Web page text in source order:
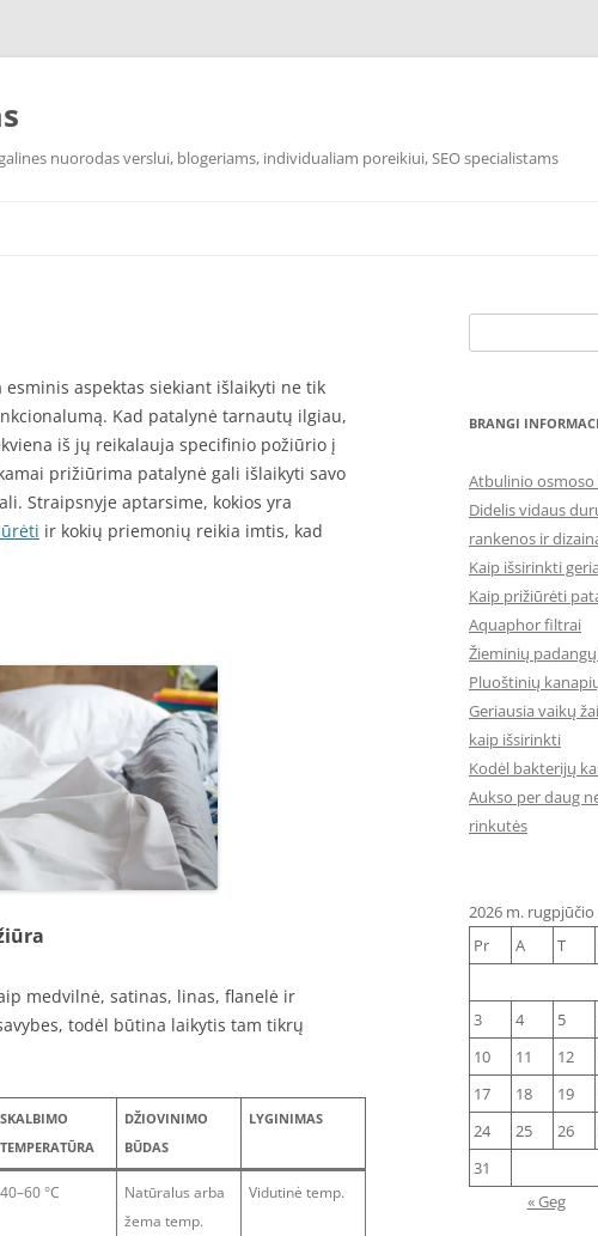
nuorodas verslui, blogeriams, individualiam poreikiui, SEO specialistams
aspektas siekiant išlaikyti ne tik
Kad patalynė tarnautų ilgiau,
iš jų reikalauja specifinio požiūrio į
prižiūrima patalynė gali išlaikyti savo
Straipsnyje aptarsime, kokios yra
ir kokių priemonių reikia imtis, kad
medvilnė, satinas, linas, flanelė ir
todėl būtina laikytis tam tikrų
SKALBIMO
TEMPERATŪRA
DŽIOVINIMO
BŪDAS
LYGINIMAS
40–60 °C
Natūralus arba
žema temp.
Vidutinė temp.
BRANGI
Atbulinio
Didelis vidaus
rankenos ir
Kaip išsirinkti
Kaip prižiūrėti
Aquaphor filtrai
Žieminių
Pluoštinių
Geriausia vaikų
kaip išsirinkti
Kodėl bakterijų
Aukso per daug
rinkutės
2026 m.
Pr
A T
3
4 5
10
11 12
17
18 19
24
25 26
31
« Geg